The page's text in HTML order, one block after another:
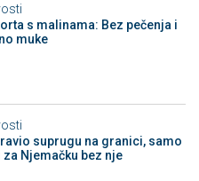
s malinama: Bez pečenja i
muke
suprugu na granici, samo
Njemačku bez nje